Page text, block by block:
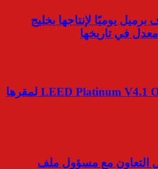
تضيف 10 آلاف برميل يوميًا لإنتاجها بخليج
في تاريخها
تنميه تحقق شهادة LEED Platinum V4.1 O+M لمقرها
التعاون مع مسؤول ملف